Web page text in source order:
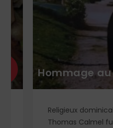
Hommage au
Religieux dominicain
Thomas Calmel fut